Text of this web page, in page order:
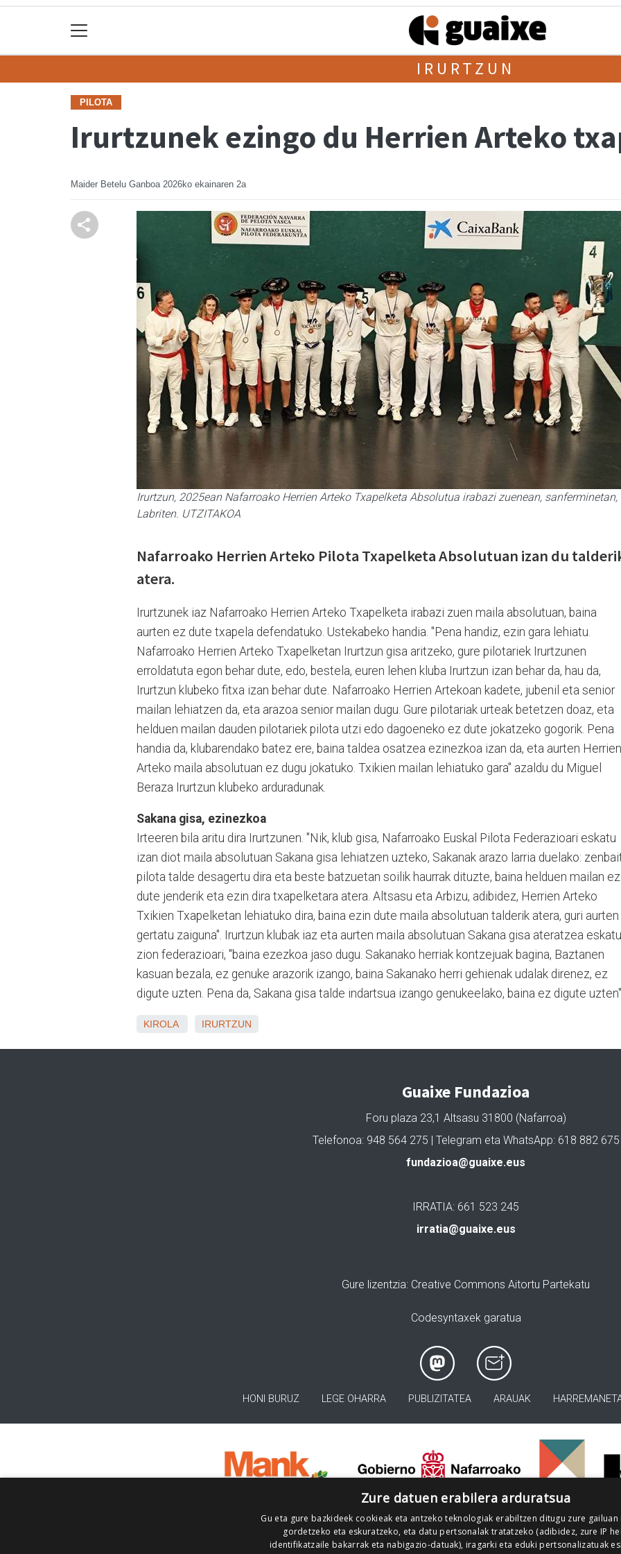
IRURTZUN
PILOTA
Irurtzunek ezingo du Herrien Arteko
Maider Betelu Ganboa 2026ko ekainaren 2a
Irurtzun, 2025ean Nafarroako Herrien Arteko Txapelketa Absolutua irabazi zuenean, sanferminetan,
Labriten. UTZITAKOA
Nafarroako Herrien Arteko Pilota Txapelketa Absolutuan izan du
atera.
Irurtzunek iaz Nafarroako Herrien Arteko Txapelketa irabazi zuen maila absolutuan, baina
aurten ez dute txapela defendatuko. Ustekabeko handia. "Pena handiz, ezin gara lehiatu.
Nafarroako Herrien Arteko Txapelketan Irurtzun gisa aritzeko, gure pilotariek Irurtzunen
erroldatuta egon behar dute, edo, bestela, euren lehen kluba Irurtzun izan behar da, hau da,
Irurtzun klubeko fitxa izan behar dute. Nafarroako Herrien Artekoan kadete, jubenil eta senior
mailan lehiatzen da, eta arazoa senior mailan dugu. Gure pilotariak urteak betetzen doaz, eta
helduen mailan dauden pilotariek pilota utzi edo dagoeneko ez dute jokatzeko gogorik. Pena
handia da, klubarendako batez ere, baina taldea osatzea ezinezkoa izan da, eta aurten Herrien
Arteko maila absolutuan ez dugu jokatuko. Txikien mailan lehiatuko gara" azaldu du Miguel
Beraza Irurtzun klubeko arduradunak.
Sakana gisa, ezinezkoa
Irteeren bila aritu dira Irurtzunen. "Nik, klub gisa, Nafarroako Euskal Pilota Federazioari eskatu
izan diot maila absolutuan Sakana gisa lehiatzen uzteko, Sakanak arazo larria duelako:
pilota talde desagertu dira eta beste batzuetan soilik haurrak dituzte, baina helduen mailan ez
dute jenderik eta ezin dira txapelketara atera. Altsasu eta Arbizu, adibidez, Herrien Arteko
Txikien Txapelketan lehiatuko dira, baina ezin dute maila absolutuan talderik atera, guri aurten
gertatu zaiguna". Irurtzun klubak iaz eta aurten maila absolutuan Sakana gisa ateratzea eskatu
zion federazioari, "baina ezezkoa jaso dugu. Sakanako herriak kontzejuak bagina, Baztanen
kasuan bezala, ez genuke arazorik izango, baina Sakanako herri gehienak udalak direnez, ez
digute uzten. Pena da, Sakana gisa talde indartsua izango genukeelako, baina ez digute
KIROLA IRURTZUN
Guaixe Fundazioa
Foru plaza 23,1 Altsasu 31800 (Nafarroa)
Telefonoa: 948 564 275 | Telegram eta WhatsApp: 618 882 675
fundazioa@guaixe.eus
IRRATIA: 661 523 245
irratia@guaixe.eus
Gure lizentzia: Creative Commons Aitortu Partekatu
Codesyntaxek garatua
HONI BURUZ LEGE OHARRA PUBLIZITATEA ARAUAK
Zure datuen erabilera arduratsua
Gu eta gure bazkideek cookieak eta antzeko teknologiak erabiltzen ditugu zure
gordetzeko eta eskuratzeko, eta datu pertsonalak tratatzeko (adibidez, zure IP
identifikatzaile bakarrak eta nabigazio-datuak), iragarki eta eduki pertsonalizatuak